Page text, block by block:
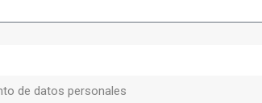
de datos personales